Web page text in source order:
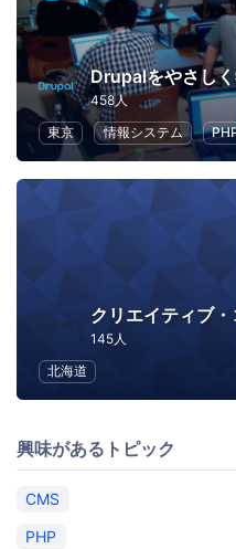
Drupalをやさし
458人
東京
情報システム
145人
北海道
興味があるトピック
CMS
PHP